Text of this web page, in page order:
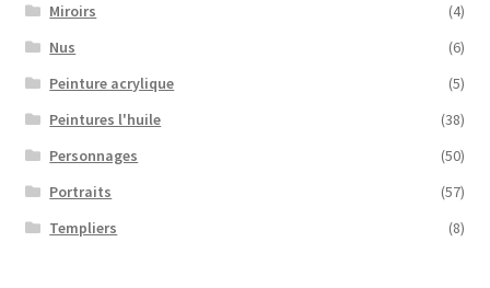
Miroirs
(4)
Nus
(6)
Peinture acrylique
(5)
Peintures l'huile
(38)
Personnages
(50)
Portraits
(57)
Templiers
(8)